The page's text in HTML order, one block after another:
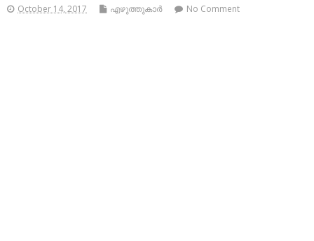
October 14, 2017 എഴുത്തുകാര്‍ No Comment